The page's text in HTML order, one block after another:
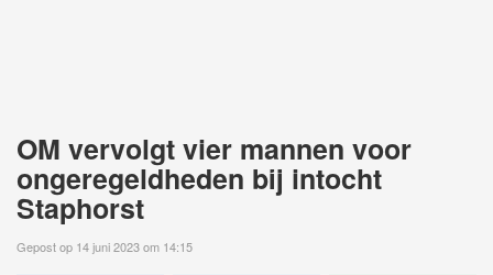
OM vervolgt vier mannen voor
ongeregeldheden bij intocht
Staphorst
Gepost op 14 juni 2023 om 14:15